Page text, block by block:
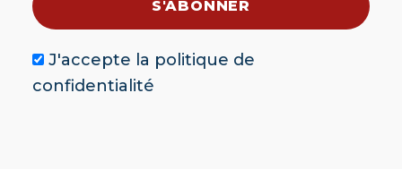
J'accepte la politique de
confidentialité